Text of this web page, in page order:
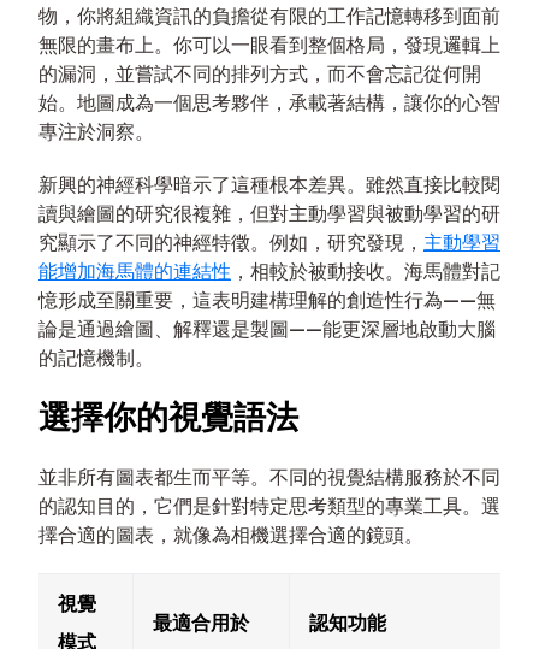
物，你將組織資訊的負擔從有限的工作記憶轉移到面前
無限的畫布上。你可以一眼看到整個格局，發現邏輯上
的漏洞，並嘗試不同的排列方式，而不會忘記從何開
始。地圖成為一個思考夥伴，承載著結構，讓你的心智
專注於洞察。
新興的神經科學暗示了這種根本差異。雖然直接比較閱
讀與繪圖的研究很複雜，但對主動學習與被動學習的研
究顯示了不同的神經特徵。例如，研究發現， 主動學習
能增加海馬體的連結性 ，相較於被動接收。海馬體對記
憶形成至關重要，這表明建構理解的創造性行為——無
論是通過繪圖、解釋還是製圖——能更深層地啟動大腦
的記憶機制。
選擇你的視覺語法
並非所有圖表都生而平等。不同的視覺結構服務於不同
的認知目的，它們是針對特定思考類型的專業工具。選
擇合適的圖表，就像為相機選擇合適的鏡頭。
視覺
模式
最適合用於 認知功能